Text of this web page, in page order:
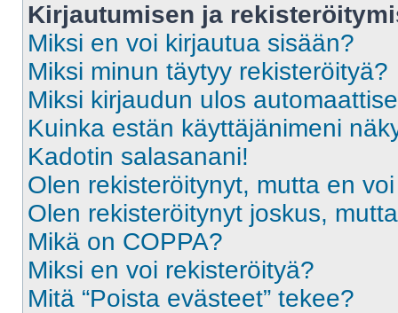
Kirjautumisen ja
Miksi en voi kirjautua sisään?
Miksi minun täytyy rekisteröityä?
Miksi kirjaudun ulos
Kuinka estän käyttäjänimeni
Kadotin salasanani!
Olen rekisteröitynyt, mutta en
Olen rekisteröitynyt joskus,
Mikä on COPPA?
Miksi en voi rekisteröityä?
Mitä “Poista evästeet” tekee?